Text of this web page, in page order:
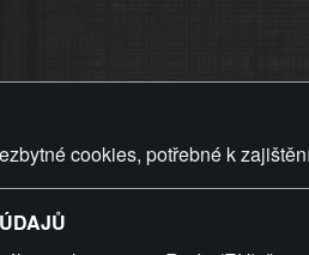
cookies, potřebné k